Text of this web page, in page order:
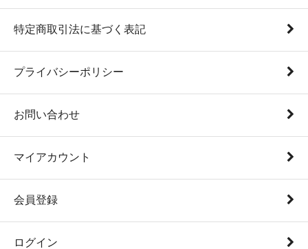
特定商取引法に基づく表記
プライバシーポリシー
お問い合わせ
マイアカウント
会員登録
ログイン